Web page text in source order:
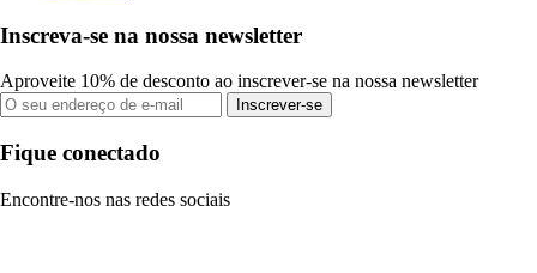
Inscreva-se na nossa newsletter
Aproveite 10% de desconto ao inscrever-se na nossa newsletter
Inscrever-se
Fique conectado
Encontre-nos nas redes sociais